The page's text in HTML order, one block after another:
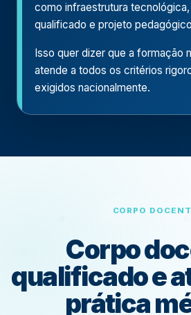
como infraestrutura
qualificado e projeto
Isso quer dizer que a formação
atende a todos os critérios
exigidos nacionalmente.
CORPO
Corpo
qualificado e
prática